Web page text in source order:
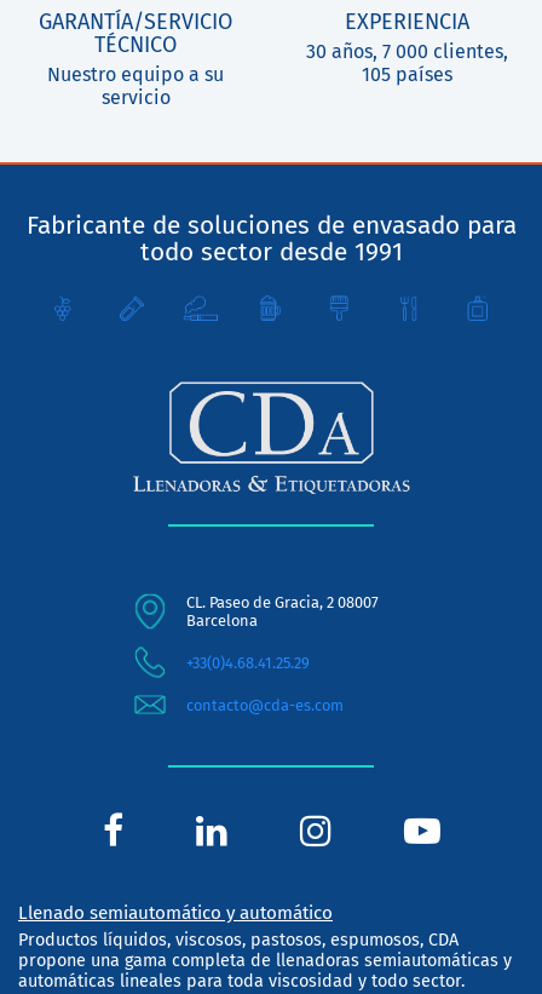
GARANTÍA/SERVICIO
TÉCNICO
Nuestro equipo a su
servicio
EXPERIENCIA
30 años, 7 000 clientes,
105 países
Fabricante de soluciones de envasado para
todo sector desde 1991
CL. Paseo de Gracia, 2 08007
Barcelona
+33(0)4.68.41.25.29
contacto@cda-es.com
Llenado semiautomático y automático
Productos líquidos, viscosos, pastosos, espumosos, CDA
propone una gama completa de llenadoras semiautomáticas y
automáticas lineales para toda viscosidad y todo sector.